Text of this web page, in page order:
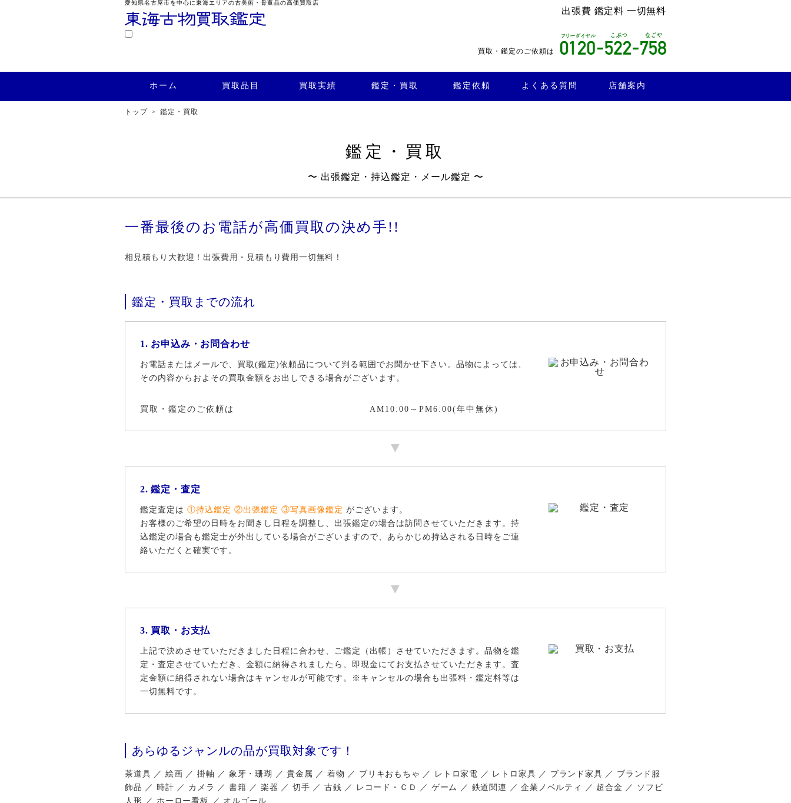
愛知県名古屋市を中心に東海エリアの古美術・骨董品の高価買取店
出張費 鑑定料 一切無料
買取・鑑定のご依頼は
ホーム 買取品目 買取実績 鑑定・買取 鑑定依頼 よくある質問 店舗案内
トップ 鑑定・買取
鑑定・買取
〜 出張鑑定・持込鑑定・メール鑑定 〜
一番最後のお電話が高価買取の決め手!!
相見積もり大歓迎！出張費用・見積もり費用一切無料！
鑑定・買取までの流れ
1. お申込み・お問合わせ
お電話またはメールで、買取(鑑定)依頼品について判る範囲でお聞かせ下さい。品物によっては、
その内容からおよその買取金額をお出しできる場合がございます。
買取・鑑定のご依頼は AM10:00～PM6:00(年中無休)
2. 鑑定・査定
鑑定査定は ①持込鑑定 ②出張鑑定 ③写真画像鑑定 がございます。
お客様のご希望の日時をお聞きし日程を調整し、出張鑑定の場合は訪問させていただきます。持
込鑑定の場合も鑑定士が外出している場合がございますので、あらかじめ持込される日時をご連
絡いただくと確実です。
3. 買取・お支払
上記で決めさせていただきました日程に合わせ、ご鑑定（出帳）させていただきます。品物を鑑
定・査定させていただき、金額に納得されましたら、即現金にてお支払させていただきます。査
定金額に納得されない場合はキャンセルが可能です。※キャンセルの場合も出張料・鑑定料等は
一切無料です。
あらゆるジャンルの品が買取対象です！
茶道具 ／ 絵画 ／ 掛軸 ／ 象牙・珊瑚 ／ 貴金属 ／ 着物 ／ ブリキおもちゃ ／ レトロ家電 ／ レトロ家具 ／ ブランド家具 ／ ブランド服
飾品 ／ 時計 ／ カメラ ／ 書籍 ／ 楽器 ／ 切手 ／ 古銭 ／ レコード・ＣＤ ／ ゲーム ／ 鉄道関連 ／ 企業ノベルティ ／ 超合金 ／ ソフビ
人形 ／ ホーロー看板 ／ オルゴール